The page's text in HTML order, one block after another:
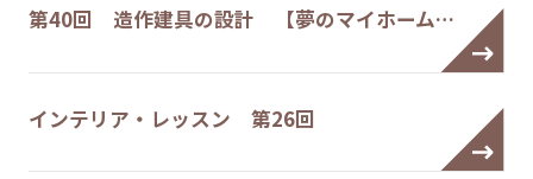
第40回 造作建具の設計 【夢のマイホーム…
インテリア・レッスン 第26回